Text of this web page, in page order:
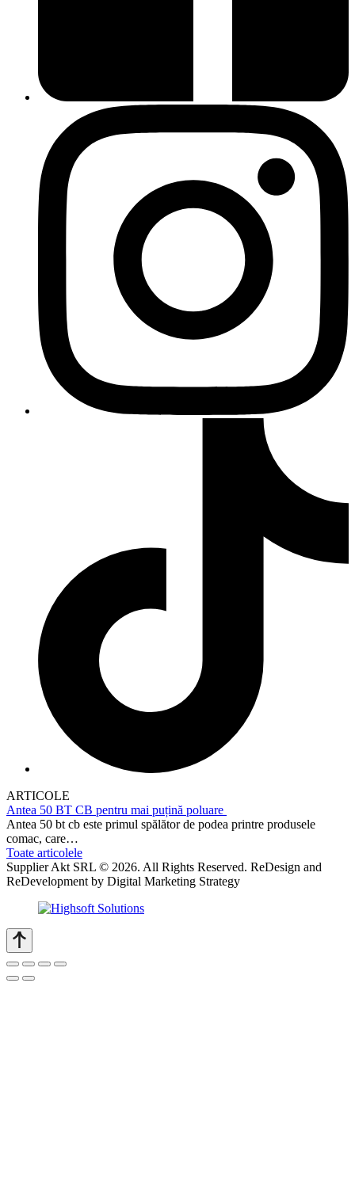
ARTICOLE
Antea 50 BT CB pentru mai puțină poluare
Antea 50 bt cb este primul spălător de podea printre produsele
comac, care…
Toate articolele
Supplier Akt SRL © 2026. All Rights Reserved. ReDesign and
ReDevelopment by Digital Marketing Strategy